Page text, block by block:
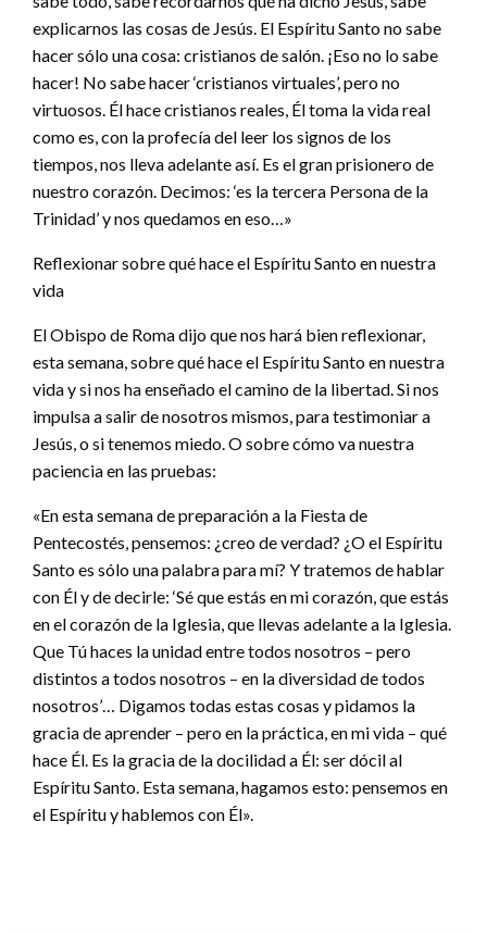
explicarnos las cosas de Jesús. El Espíritu Santo no sabe
hacer sólo una cosa: cristianos de salón. ¡Eso no lo sabe
hacer! No sabe hacer ‘cristianos virtuales’, pero no
virtuosos. Él hace cristianos reales, Él toma la vida real
como es, con la profecía del leer los signos de los
tiempos, nos lleva adelante así. Es el gran prisionero de
nuestro corazón. Decimos: ‘es la tercera Persona de la
Trinidad’ y nos quedamos en eso…»
Reflexionar sobre qué hace el Espíritu Santo en nuestra
vida
El Obispo de Roma dijo que nos hará bien reflexionar,
esta semana, sobre qué hace el Espíritu Santo en nuestra
vida y si nos ha enseñado el camino de la libertad. Si nos
impulsa a salir de nosotros mismos, para testimoniar a
Jesús, o si tenemos miedo. O sobre cómo va nuestra
paciencia en las pruebas:
«En esta semana de preparación a la Fiesta de
Pentecostés, pensemos: ¿creo de verdad? ¿O el Espíritu
Santo es sólo una palabra para mí? Y tratemos de hablar
con Él y de decirle: ‘Sé que estás en mi corazón, que estás
en el corazón de la Iglesia, que llevas adelante a la Iglesia.
Que Tú haces la unidad entre todos nosotros – pero
distintos a todos nosotros – en la diversidad de todos
nosotros’… Digamos todas estas cosas y pidamos la
gracia de aprender – pero en la práctica, en mi vida – qué
hace Él. Es la gracia de la docilidad a Él: ser dócil al
Espíritu Santo. Esta semana, hagamos esto: pensemos en
el Espíritu y hablemos con Él».